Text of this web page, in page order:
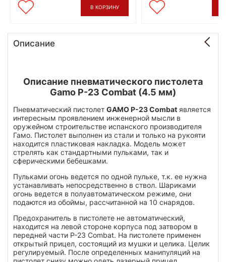
В КОРЗИНУ
Описание
Описание пневматического пистолета
Gamo P-23 Combat (4.5 мм)
Пневматический пистолет GAMO P-23 Combat является
интересным проявлением инженерной мысли в
оружейном строительстве испанского производителя
Гамо. Пистолет выполнен из стали и только на рукояти
находится пластиковая накладка. Модель может
стрелять как стандартными пульками, так и
сферическими бебешками.
Пульками огонь ведется по одной пульке, т.к. ее нужна
устанавливать непосредственно в ствол. Шариками
огонь ведется в полуавтоматическом режиме, они
подаются из обоймы, рассчитанной на 10 снарядов.
Предохранитель в пистолете не автоматический,
находится на левой стороне корпуса под затвором в
передней части P-23 Combat. На пистолете применен
открытый прицел, состоящий из мушки и целика. Целик
регулируемый. После определенных манипуляций на